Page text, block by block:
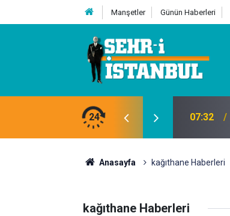
Manşetler Günün Haberleri
24 07:32
Anasayfa kağıthane Haberleri
kağıthane Haberleri